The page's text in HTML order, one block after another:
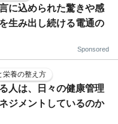
に込められた驚きや感
生み出し続ける電通の
Sponsored
栄養の整え方
人は、日々の健康管理
ジメントしているのか